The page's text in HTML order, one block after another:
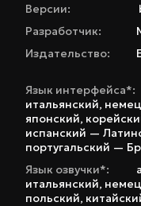
встретиться
Версии:
Разработчик:
Издательство:
Язык интерфейса*:
итальянский,
японский,
испанский —
португальский —
Язык озвучки*:
итальянский,
польский,